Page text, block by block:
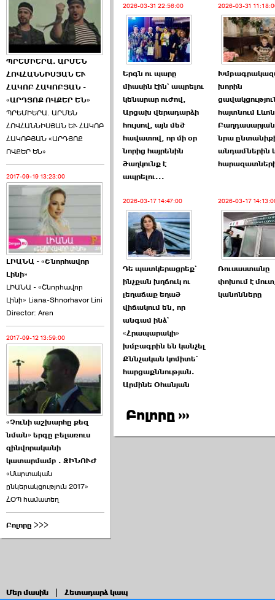
ՊՐԵՄԻԵՐԱ. ԱՐՄԵՆ
ՀՈՎՀԱՆՆԻՍՅԱՆ ԵՒ
ՀԱԿՈԲ ՀԱԿՈԲՅԱՆ -
«ԱՐԴՅՈՔ ՈՎՔԵՐ ԵՆ»
ՊՐԵՄԻԵՐԱ. ԱՐՄԵՆ
ՀՈՎՀԱՆՆԻՍՅԱՆ ԵՒ ՀԱԿՈԲ
ՀԱԿՈԲՅԱՆ «ԱՐԴՅՈՔ
ՈՎՔԵՐ ԵՆ»
2017-09-19 13:23:00
ԼԻԱՆԱ - «Շնորհավոր
Լինի»
ԼԻԱՆԱ - «Շնորհավոր
Լինի» Liana-Shnorhavor Lini
Director: Aren
2017-09-12 13:59:00
«Չունի աշխարհը քեզ
նման» երգը բելառուս
զինվորականի
կատարմամբ . ԶԻՆՈՒԺ
«Մարտական
ընկերակցություն 2017»
ՀՕՊ համատեղ
Բոլորը >>>
2026-03-31 22:56:00
Երգն ու պարը
միասին էին` ապրելու
կենարար ուժով,
Արցախ վերադարձի
հույսով, այն մեծ
հավատով, որ մի օր
նորից հայրենին
ծաղկունք է
ապրելու...
2026-03-31
խորին
հայտնում Լևոն
նրա
անդամներին
2026-03-17 14:47:00
Դե պատկերացրեք`
ինչքան խղճուկ ու
լեղաճաք եղած
վիճակում են, որ
անգամ ինձ`
«Հրապարակի»
խմբագրին են կանչել
Քննչական կոմիտե`
հարցաքննության.
Արմինե Օհանյան
2026-03-17
Ռուսաստանը
փոխում է
կանոնները
Բոլորը ›››
Մեր մասին Հետադարձ կապ